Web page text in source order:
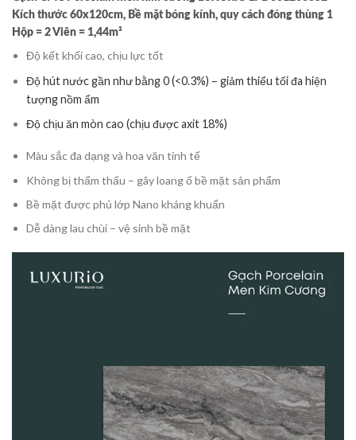
Kích thước 60x120cm, Bề mặt bóng kính, quy cách đóng thùng 1
Hộp = 2 Viên = 1,44m²
Độ kết khối cao, chịu lực tốt
Độ hút nước gần như bằng 0 (<0.3%) – giảm thiểu tối đa hiện
tượng nồm ẩm
Độ chịu ăn mòn cao (chịu được axit 18%)
Màu sắc đa dạng và hoa văn tinh tế
Không bị thẩm thấu – gây loang ố bề mặt sản phẩm
Bề mặt được phủ lớp Nano kháng khuẩn
Dễ dàng lau chùi – vệ sinh bề mặt